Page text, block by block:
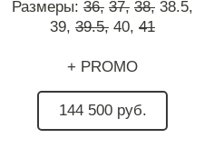
Размеры: 36, 37, 38, 38.5,
39, 39.5, 40, 41
+ PROMO
144 500 руб.